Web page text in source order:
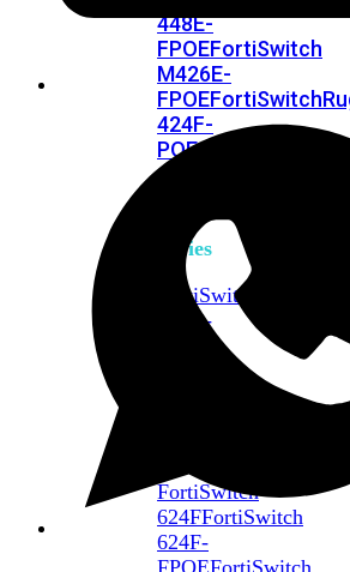
448E-
FPOEFortiSwitch
M426E-
FPOE
424F-
POE
Series
FortiSwitch
548D-
FortiSwitch
624FFortiSwitch
624F-
FPOEFortiSwitch